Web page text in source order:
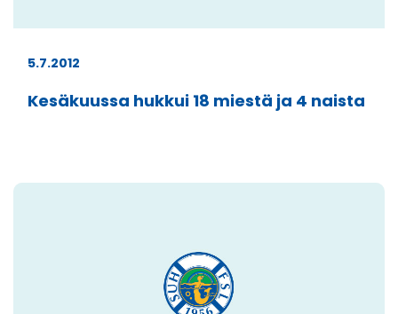
5.7.2012
Kesäkuussa hukkui 18 miestä ja 4 naista